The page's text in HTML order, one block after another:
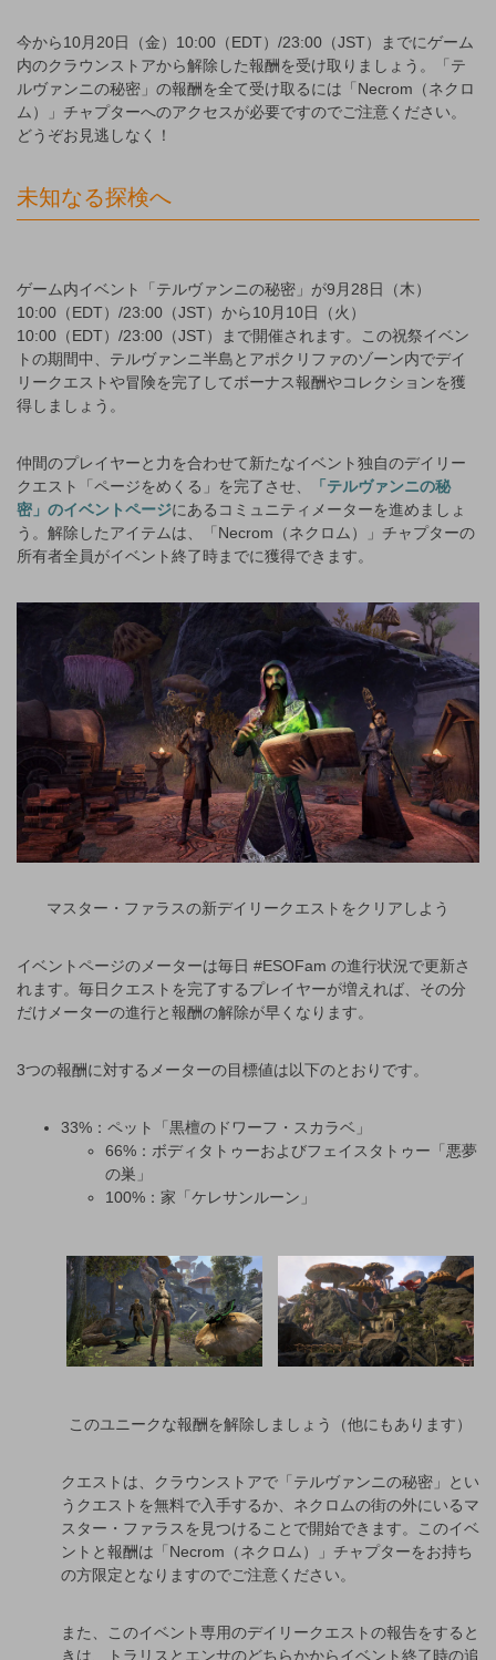
今から10月20日（金）10:00（EDT）/23:00（JST）までにゲーム
内のクラウンストアから解除した報酬を受け取りましょう。「テ
ルヴァンニの秘密」の報酬を全て受け取るには「Necrom（ネクロ
ム）」チャプターへのアクセスが必要ですのでご注意ください。
どうぞお見逃しなく！
未知なる探検へ
ゲーム内イベント「テルヴァンニの秘密」が9月28日（木）
10:00（EDT）/23:00（JST）から10月10日（火）
10:00（EDT）/23:00（JST）まで開催されます。この祝祭イベン
トの期間中、テルヴァンニ半島とアポクリファのゾーン内でデイ
リークエストや冒険を完了してボーナス報酬やコレクションを獲
得しましょう。
仲間のプレイヤーと力を合わせて新たなイベント独自のデイリー
クエスト「ページをめくる」を完了させ、
「テルヴァンニの秘
密」のイベントページにあるコミュニティメーターを進めましょ
う。解除したアイテムは、「Necrom（ネクロム）」チャプターの
所有者全員がイベント終了時までに獲得できます。
マスター・ファラスの新デイリークエストをクリアしよう
イベントページのメーターは毎日 #ESOFam の進行状況で更新さ
れます。毎日クエストを完了するプレイヤーが増えれば、その分
だけメーターの進行と報酬の解除が早くなります。
3つの報酬に対するメーターの目標値は以下のとおりです。
33%：ペット「黒檀のドワーフ・スカラベ」
66%：ボディタトゥーおよびフェイスタトゥー「悪夢
の巣」
100%：家「ケレサンルーン」
このユニークな報酬を解除しましょう（他にもあります）
クエストは、クラウンストアで「テルヴァンニの秘密」とい
うクエストを無料で入手するか、ネクロムの街の外にいるマ
スター・ファラスを見つけることで開始できます。このイベ
ントと報酬は「Necrom（ネクロム）」チャプターをお持ち
の方限定となりますのでご注意ください。
また、このイベント専用のデイリークエストの報告をすると
きは、トラリスとエンサのどちらかからイベント終了時の追